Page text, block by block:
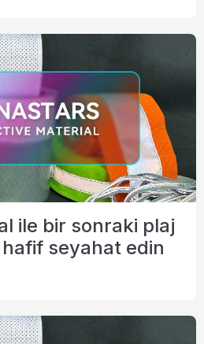
ile bir sonraki plaj
seyahat edin